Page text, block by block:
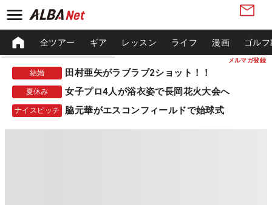
メルマガ登録
全ツアー ギア レッスン ライフ 漫画 ゴル
結婚 田村亜矢がラブラブ2ショット！！
夏休み 女子プロ4人が浴衣姿で長岡花火大会へ
ナイスピッチ 脇元華がエスコンフィールドで始球式